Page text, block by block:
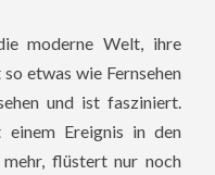
moderne Welt, ihre
etwas wie Fernsehen
und ist fasziniert.
Ereignis in den
flüstert nur noch